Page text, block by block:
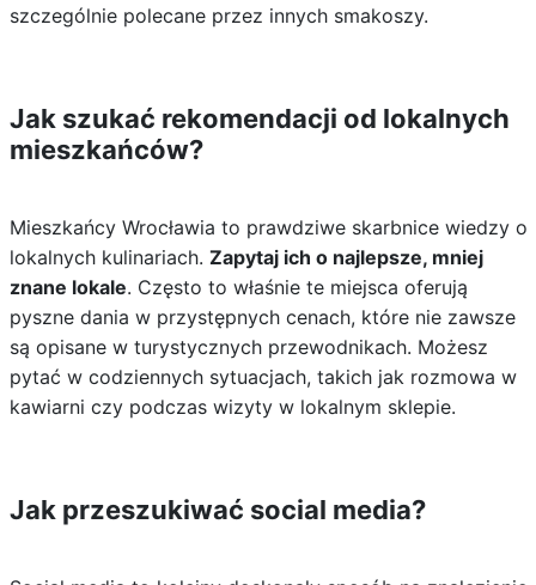
szczególnie polecane przez innych smakoszy.
Jak szukać rekomendacji od lokalnych
mieszkańców?
Mieszkańcy Wrocławia to prawdziwe skarbnice wiedzy o
lokalnych kulinariach. Zapytaj ich o najlepsze, mniej
znane lokale. Często to właśnie te miejsca oferują
pyszne dania w przystępnych cenach, które nie zawsze
są opisane w turystycznych przewodnikach. Możesz
pytać w codziennych sytuacjach, takich jak rozmowa w
kawiarni czy podczas wizyty w lokalnym sklepie.
Jak przeszukiwać social media?